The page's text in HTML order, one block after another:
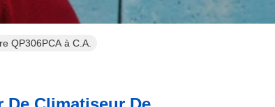
QP306PCA à C.A.